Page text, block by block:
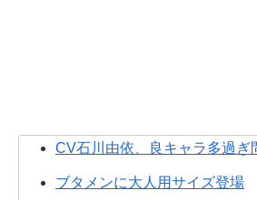
CV石川由依、良キャラ多過ぎ
ブタメンに大人用サイズ登場